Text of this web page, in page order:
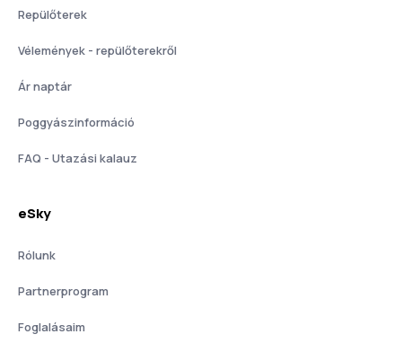
Repülőterek
Vélemények - repülőterekről
Ár naptár
Poggyászinformáció
FAQ - Utazási kalauz
eSky
Rólunk
Partnerprogram
Foglalásaim